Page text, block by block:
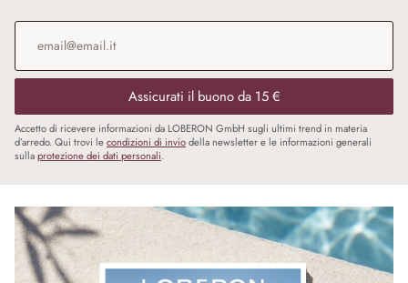
Indirizzo e-mail
Assicurati il buono da 15 €
Accetto di ricevere informazioni da LOBERON GmbH sugli ultimi trend in materia
d’arredo. Qui trovi lecondizioni di inviodella newsletter e le informazioni generali
sullaprotezione dei dati personali.